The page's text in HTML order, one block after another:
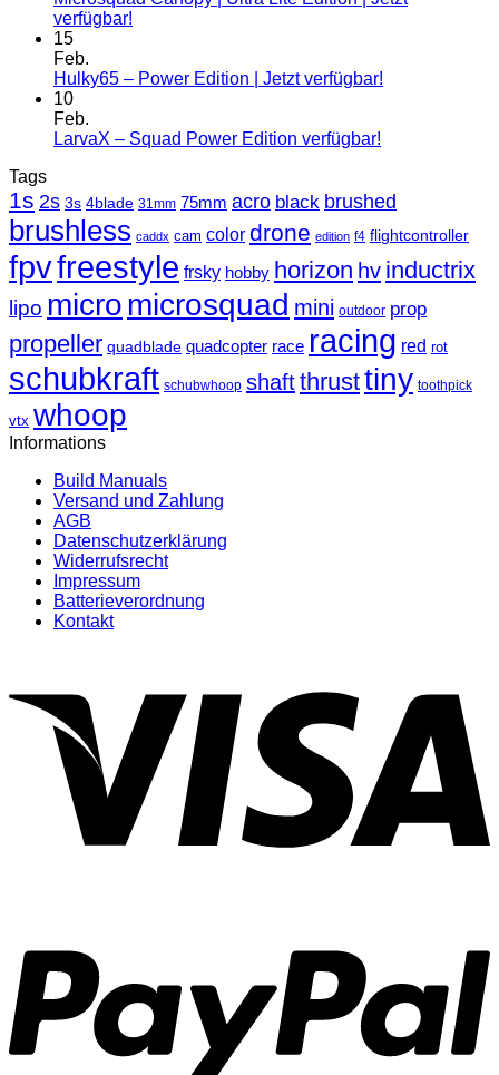
verfügbar!
15
Feb.
Hulky65 – Power Edition | Jetzt verfügbar!
10
Feb.
LarvaX – Squad Power Edition verfügbar!
Tags
1s 2s 3s 4blade 31mm 75mm acro black brushed
brushless caddx cam color drone edition f4 flightcontroller
fpvfreestyle frsky hobby horizon hv inductrix
lipo micromicrosquad mini outdoor prop
propeller quadblade quadcopter race racing red rot
schubkraft schubwhoop shaftthrusttiny toothpick
vtx whoop
Informations
Build Manuals
Versand und Zahlung
AGB
Datenschutzerklärung
Widerrufsrecht
Impressum
Batterieverordnung
Kontakt